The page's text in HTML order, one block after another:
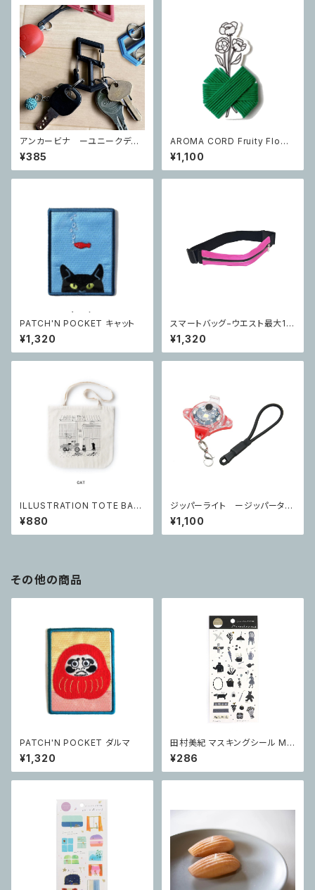
アンカービナ ーユニークデザ
インのコンパクトカラビナー ブ
ラック
¥385
AROMA CORD Fruity Flowe
rs
¥1,100
PATCH'N POCKET キャット
¥1,320
スマートバッグ−ウエスト最大10
0センチまで対応 ピンク
¥1,320
ILLUSTRATION TOTE BAG
CAT
¥880
ジッパーライト ージッパータブ
やキーホルダー代わりにも出来
るミニライトー レッド
¥1,100
その他の商品
PATCH'N POCKET ダルマ
¥1,320
田村美紀 マスキングシール Mo
nochrome
¥286